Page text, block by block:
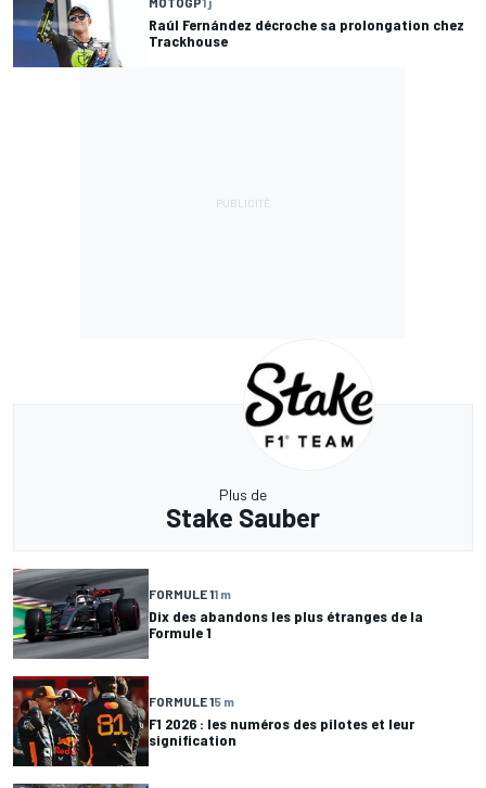
Raúl Fernández décroche sa prolongation chez
Trackhouse
Plus de
Stake Sauber
FORMULE 11 m
Dix des abandons les plus étranges de la
Formule 1
FORMULE 15 m
F1 2026 : les numéros des pilotes et leur
signification